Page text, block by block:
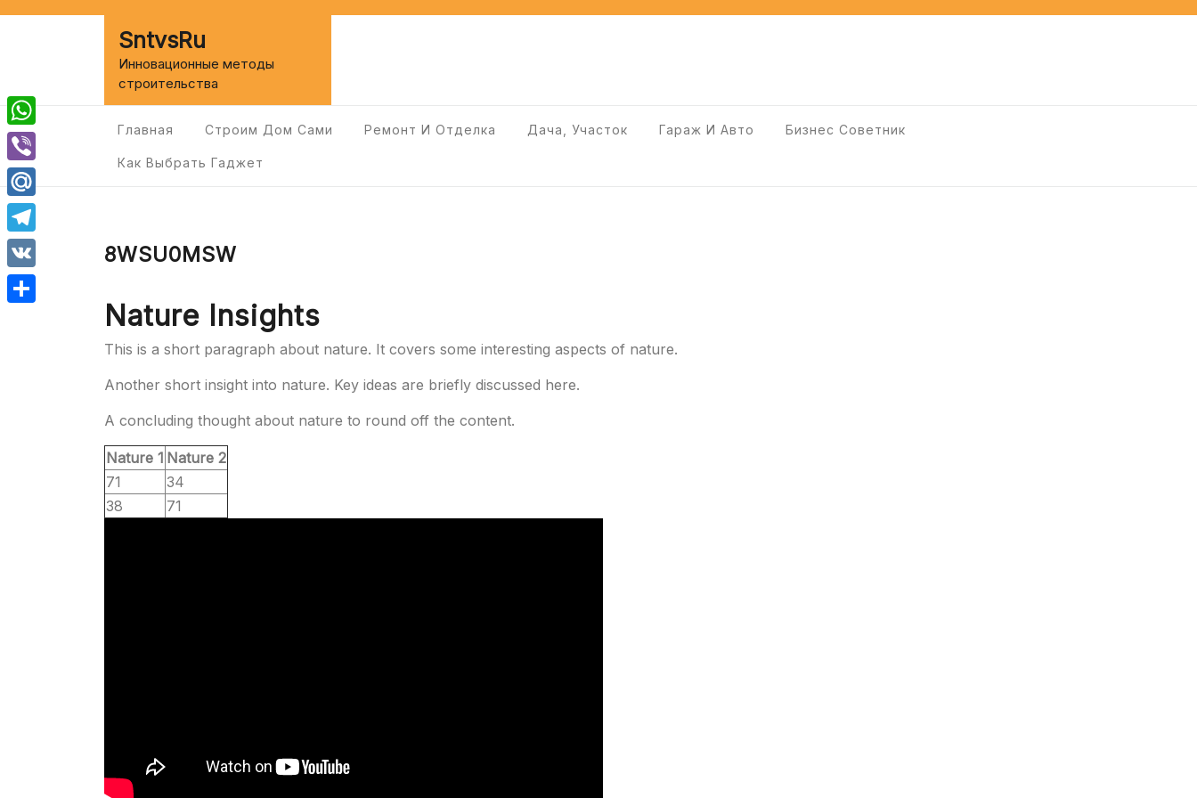
SntvsRu
Инновационные методы
строительства
Главная Строим Дом Сами Ремонт И Отделка Дача, Участок Гараж И Авто Бизнес Советник
Как Выбрать Гаджет
8WSU0MSW
Nature Insights
This is a short paragraph about nature. It covers some interesting aspects of nature.
Another short insight into nature. Key ideas are briefly discussed here.
A concluding thought about nature to round off the content.
Nature 1 Nature 2
71
34
38
71
WhatsApp
Viber
Mail.Ru
Telegram
VK